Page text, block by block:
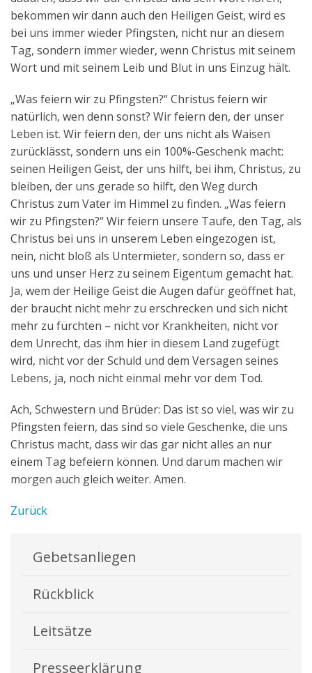
bekommen wir dann auch den Heiligen Geist, wird es
bei uns immer wieder Pfingsten, nicht nur an diesem
Tag, sondern immer wieder, wenn Christus mit seinem
Wort und mit seinem Leib und Blut in uns Einzug hält.
„Was feiern wir zu Pfingsten?“ Christus feiern wir
natürlich, wen denn sonst? Wir feiern den, der unser
Leben ist. Wir feiern den, der uns nicht als Waisen
zurücklässt, sondern uns ein 100%-Geschenk macht:
seinen Heiligen Geist, der uns hilft, bei ihm, Christus, zu
bleiben, der uns gerade so hilft, den Weg durch
Christus zum Vater im Himmel zu finden. „Was feiern
wir zu Pfingsten?“ Wir feiern unsere Taufe, den Tag, als
Christus bei uns in unserem Leben eingezogen ist,
nein, nicht bloß als Untermieter, sondern so, dass er
uns und unser Herz zu seinem Eigentum gemacht hat.
Ja, wem der Heilige Geist die Augen dafür geöffnet hat,
der braucht nicht mehr zu erschrecken und sich nicht
mehr zu fürchten – nicht vor Krankheiten, nicht vor
dem Unrecht, das ihm hier in diesem Land zugefügt
wird, nicht vor der Schuld und dem Versagen seines
Lebens, ja, noch nicht einmal mehr vor dem Tod.
Ach, Schwestern und Brüder: Das ist so viel, was wir zu
Pfingsten feiern, das sind so viele Geschenke, die uns
Christus macht, dass wir das gar nicht alles an nur
einem Tag befeiern können. Und darum machen wir
morgen auch gleich weiter. Amen.
Zurück
Gebetsanliegen
Rückblick
Leitsätze
Presseerklärung